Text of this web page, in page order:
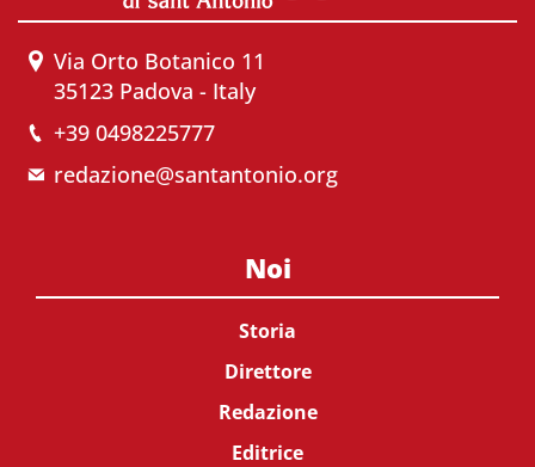
Via Orto Botanico 11
35123 Padova - Italy
+39 0498225777
redazione@santantonio.org
Noi
Storia
Direttore
Redazione
Editrice